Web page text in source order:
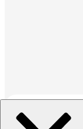
Seleziona